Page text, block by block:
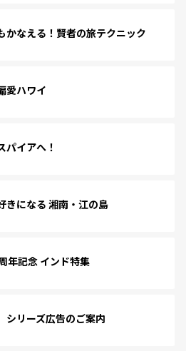
かなえる！賢者の旅テクニック
愛ハワイ
パイアへ！
きになる 湘南・江の島
年記念 インド特集
シリーズ広告のご案内